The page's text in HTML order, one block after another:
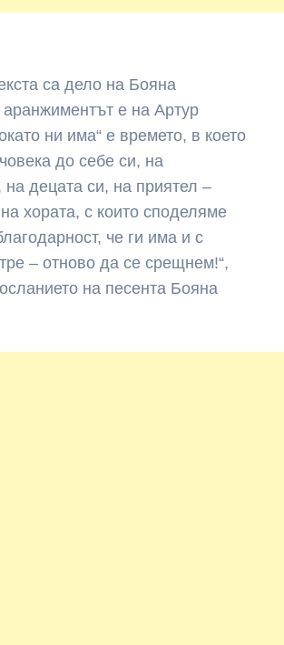
са дело на Бояна
аранжиментът е на Артур
ни има“ е времето, в което
до себе си, на
на децата си, на приятел –
хората, с които споделяме
че ги има и с
– отново да се срещнем!“,
на песента Бояна